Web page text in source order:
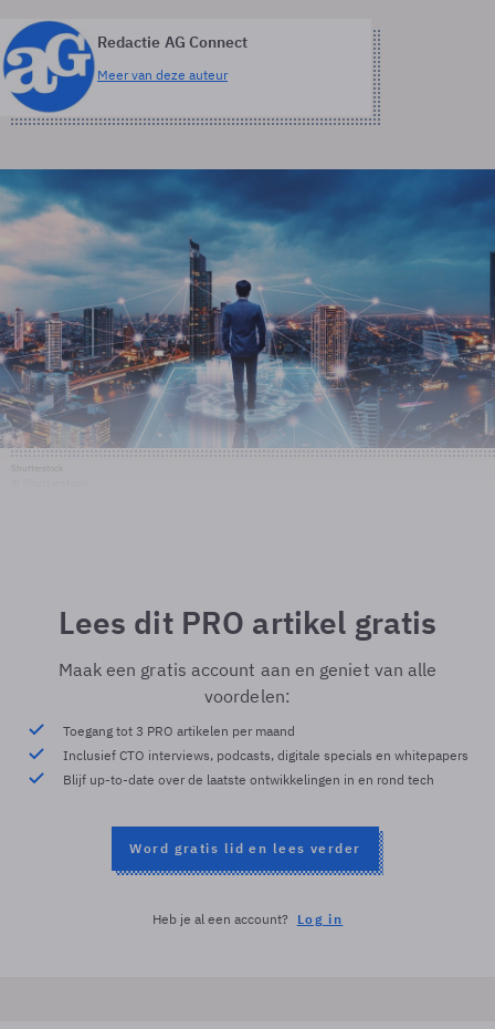
Redactie AG Connect
Meer van deze auteur
Lees dit PRO artikel gratis
Maak een gratis account aan en geniet van alle
voordelen:
Toegang tot 3 PRO artikelen per maand
Inclusief CTO interviews, podcasts, digitale specials en whitepapers
Blijf up-to-date over de laatste ontwikkelingen in en rond tech
Word gratis lid en lees verder
Heb je al een account? Log in